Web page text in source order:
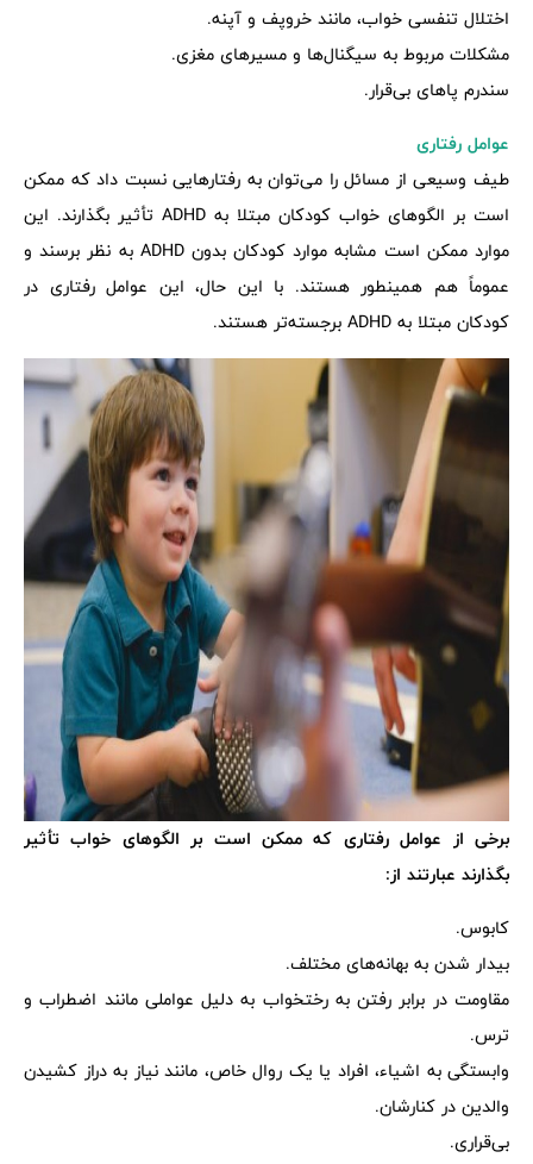
اختلال تنفسی خواب، مانند خروپف و آپنه.
مشکلات مربوط به سیگنال‌ها و مسیرهای مغزی.
سندرم پاهای بی‌قرار.
عوامل رفتاری
طیف وسیعی از مسائل را می‌توان به رفتارهایی نسبت داد که ممکن
است بر الگوهای خواب کودکان مبتلا به ADHD تأثیر بگذارند. این
موارد ممکن است مشابه موارد کودکان بدون ADHD به نظر برسند و
عموماً هم همینطور هستند. با این حال، این عوامل رفتاری در
کودکان مبتلا به ADHD برجسته‌تر هستند.
برخی از عوامل رفتاری که ممکن است بر الگوهای خواب تأثیر
بگذارند عبارتند از:
کابوس.
بیدار شدن به بهانه‌های مختلف.
مقاومت در برابر رفتن به رختخواب به دلیل عواملی مانند اضطراب و
ترس.
وابستگی به اشیاء، افراد یا یک روال خاص، مانند نیاز به دراز کشیدن
والدین در کنارشان.
بی‌قراری.